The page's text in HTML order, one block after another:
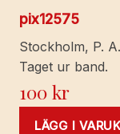
pix12575
Stockholm, P.
Taget ur band.
100kr
LÄGG I